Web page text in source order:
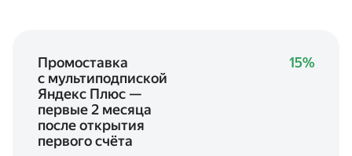
Промоставка
с мультиподпиской
Яндекс Плюс —
первые 2 месяца
после открытия
первого счёта
15%